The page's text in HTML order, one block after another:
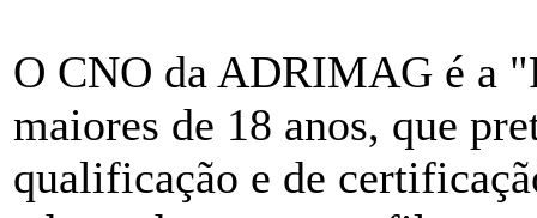
O CNO da ADRIMAG é a
maiores de 18 anos, que
qualificação e de